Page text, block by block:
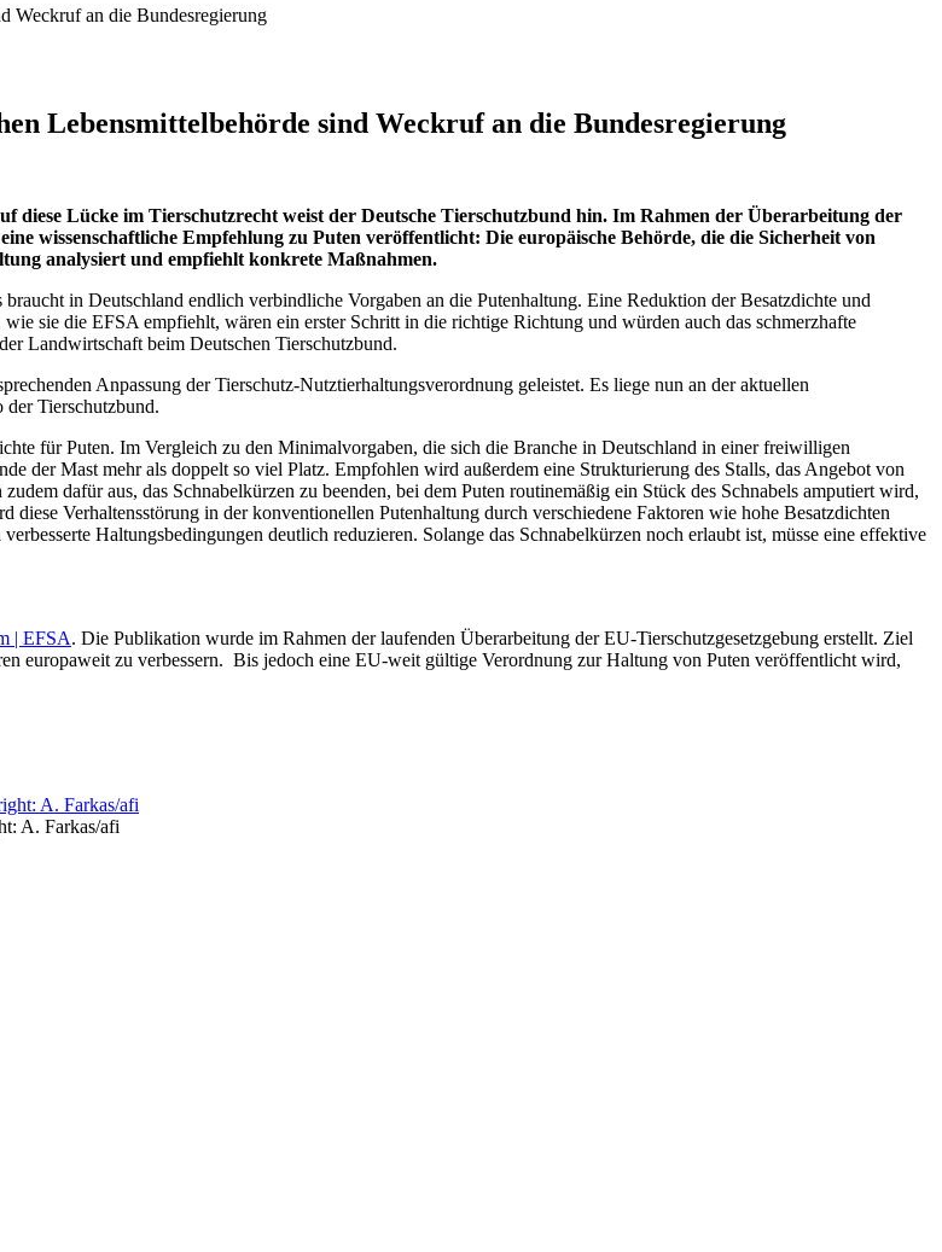
Weckruf an die Bundesregierung
Lebensmittelbehörde sind Weckruf an die Bundesregierung
diese Lücke im Tierschutzrecht weist der Deutsche Tierschutzbund hin. Im Rahmen der Überarbeitung der
wissenschaftliche Empfehlung zu Puten veröffentlicht: Die europäische Behörde, die die Sicherheit von
analysiert und empfiehlt konkrete Maßnahmen.
in Deutschland endlich verbindliche Vorgaben an die Putenhaltung. Eine Reduktion der Besatzdichte und
sie die EFSA empfiehlt, wären ein erster Schritt in die richtige Richtung und würden auch das schmerzhafte
Landwirtschaft beim Deutschen Tierschutzbund.
Anpassung der Tierschutz-Nutztierhaltungsverordnung geleistet. Es liege nun an der aktuellen
der Tierschutzbund.
für Puten. Im Vergleich zu den Minimalvorgaben, die sich die Branche in Deutschland in einer freiwilligen
der Mast mehr als doppelt so viel Platz. Empfohlen wird außerdem eine Strukturierung des Stalls, das Angebot von
dafür aus, das Schnabelkürzen zu beenden, bei dem Puten routinemäßig ein Stück des Schnabels amputiert wird,
Verhaltensstörung in der konventionellen Putenhaltung durch verschiedene Faktoren wie hohe Besatzdichten
Haltungsbedingungen deutlich reduzieren. Solange das Schnabelkürzen noch erlaubt ist, müsse eine effektive
| EFSA. Die Publikation wurde im Rahmen der laufenden Überarbeitung der EU-Tierschutzgesetzgebung erstellt. Ziel
europaweit zu verbessern. Bis jedoch eine EU-weit gültige Verordnung zur Haltung von Puten veröffentlicht wird,
A. Farkas/afi